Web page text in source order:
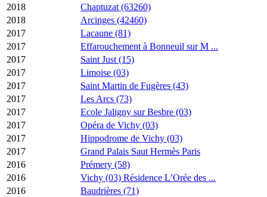
2018
Chaptuzat (63260)
2018
Arcinges (42460)
2017
Lacaune (81)
2017
Effarouchement à Bonneuil sur M ...
2017
Saint Just (15)
2017
Limoise (03)
2017
Saint Martin de Fugères (43)
2017
Les Arcs (73)
2017
Ecole Jaligny sur Besbre (03)
2017
Opéra de Vichy (03)
2017
Hippodrome de Vichy (03)
2017
Grand Palais Saut Hermès Paris
2016
Prémery (58)
2016
Vichy (03) Résidence L’Orée des ...
2016
Baudrières (71)